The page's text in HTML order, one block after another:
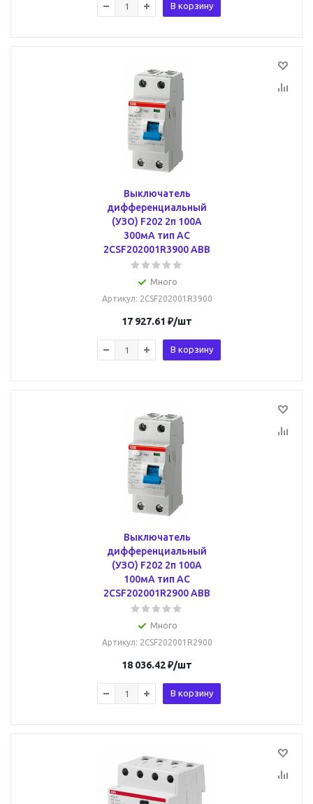
В корзину
Выключатель
дифференциальный
(УЗО) F202 2п 100А
300мА тип AC
2CSF202001R3900 ABB
Много
Артикул: 2CSF202001R3900
17 927.61 ₽/шт
В корзину
Выключатель
дифференциальный
(УЗО) F202 2п 100А
100мА тип AC
2CSF202001R2900 ABB
Много
Артикул: 2CSF202001R2900
18 036.42₽/шт
В корзину